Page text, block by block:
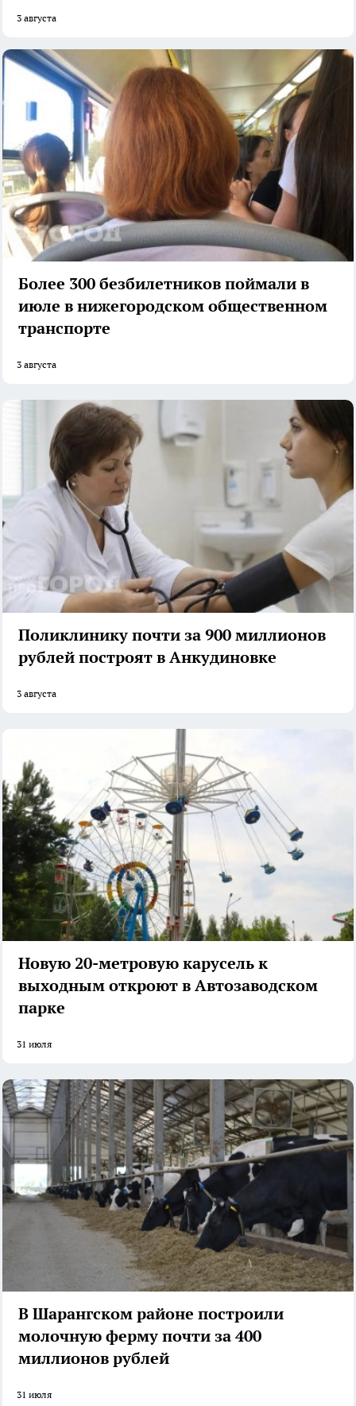
3 августа
Более 300 безбилетников поймали в
июле в нижегородском общественном
транспорте
3 августа
Поликлинику почти за 900 миллионов
рублей построят в Анкудиновке
3 августа
Новую 20-метровую карусель к
выходным откроют в Автозаводском
парке
31 июля
В Шарангском районе построили
молочную ферму почти за 400
миллионов рублей
31 июля